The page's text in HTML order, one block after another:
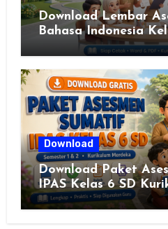
Download Lembar
Bahasa Indonesia
– Bank Soal &
Download
Download Paket
IPAS Kelas 6 SD
Lengkap Semester 1